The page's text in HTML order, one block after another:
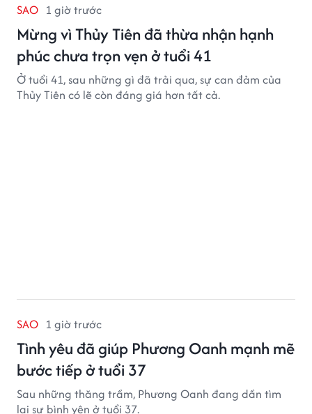
SAO 1 giờ trước
Mừng vì Thủy Tiên đã thừa nhận hạnh
phúc chưa trọn vẹn ở tuổi 41
Ở tuổi 41, sau những gì đã trải qua, sự can đảm của
Thủy Tiên có lẽ còn đáng giá hơn tất cả.
SAO 1 giờ trước
Tình yêu đã giúp Phương Oanh mạnh mẽ
bước tiếp ở tuổi 37
Sau những thăng trầm, Phương Oanh đang dần tìm
lại sự bình yên ở tuổi 37.